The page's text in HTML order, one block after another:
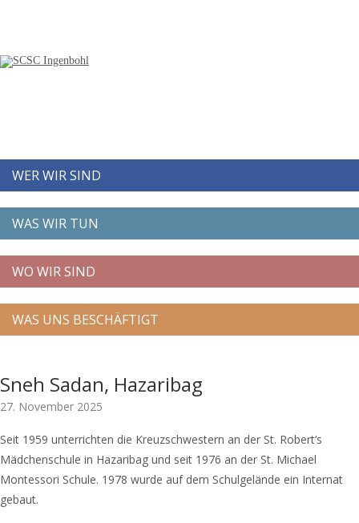
WER WIR SIND
WAS WIR TUN
WO WIR SIND
WAS UNS BESCHÄFTIGT
Sneh Sadan, Hazaribag
27. November 2025
Seit 1959 unterrichten die Kreuzschwestern an der St. Robert‘s
Mädchenschule in Hazaribag und seit 1976 an der St. Michael
Montessori Schule. 1978 wurde auf dem Schulgelände ein Internat
gebaut.